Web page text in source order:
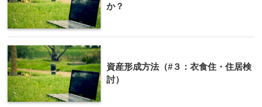
か？
資産形成方法（#３：衣食住・住居検
討）